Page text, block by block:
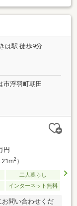
は駅 徒歩9分
市浮羽町朝田
円
2）
二人暮らし
インターネット無料
問い合わせくだ